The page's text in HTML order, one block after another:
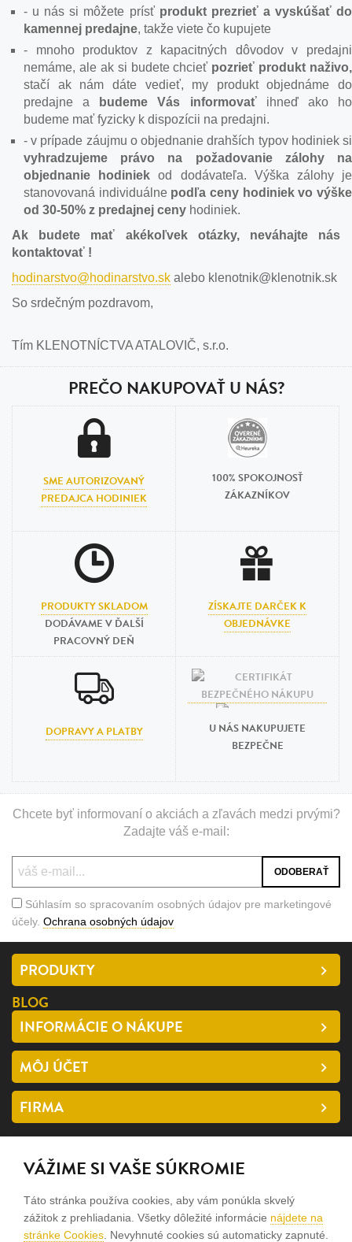
- u nás si môžete prísť produkt prezrieť a vyskúšať do
kamennej predajne, takže viete čo kupujete
- mnoho produktov z kapacitných dôvodov v predajni
nemáme, ale ak si budete chcieť pozrieť produkt naživo,
stačí ak nám dáte vedieť, my produkt objednáme do
predajne a
budeme Vás informovaťihneď ako ho
budeme mať fyzicky k dispozícii na predajni.
- v prípade záujmu o objednanie drahších typov hodiniek si
vyhradzujeme právo na požadovanie zálohy na
objednanie hodiniek od dodávateľa. Výška zálohy je
stanovovaná individuálne podľa ceny hodiniek vo výške
od 30-50% z predajnej ceny hodiniek.
Ak budete mať akékoľvek otázky, neváhajte nás
kontaktovať !
hodinarstvo@hodinarstvo.sk alebo klenotnik@klenotnik.sk
So srdečným pozdravom,
Tím KLENOTNÍCTVA ATALOVIČ, s.r.o.
PREČO NAKUPOVAŤ U NÁS?
SME AUTORIZOVANÝ
PREDAJCA HODINIEK
100% SPOKOJNOSŤ
ZÁKAZNÍKOV
PRODUKTY SKLADOM
DODÁVAME V ĎALŠÍ
PRACOVNÝ DEŇ
ZÍSKAJTE DARČEK K
OBJEDNÁVKE
DOPRAVY A PLATBY
U NÁS NAKUPUJETE
BEZPEČNE
Chcete byť informovaní o akciách a zľavách medzi prvými?
Zadajte váš e-mail:
Súhlasím so spracovaním osobných údajov pre marketingové
účely. Ochrana osobných údajov
PRODUKTY
BLOG
INFORMÁCIE O NÁKUPE
MÔJ ÚČET
FIRMA
SLEDUJTE NÁS
facebook
instagram
VÁŽIME SI VAŠE SÚKROMIE
Táto stránka používa cookies, aby vám ponúkla skvelý
zážitok z prehliadania. Všetky dôležité informácie nájdete na
stránke Cookies . Nevyhnuté cookies sú automaticky zapnuté.